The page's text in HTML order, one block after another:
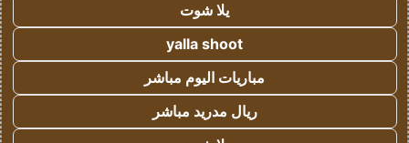
يلا شوت
yalla shoot
مباريات اليوم مباشر
ريال مدريد مباشر